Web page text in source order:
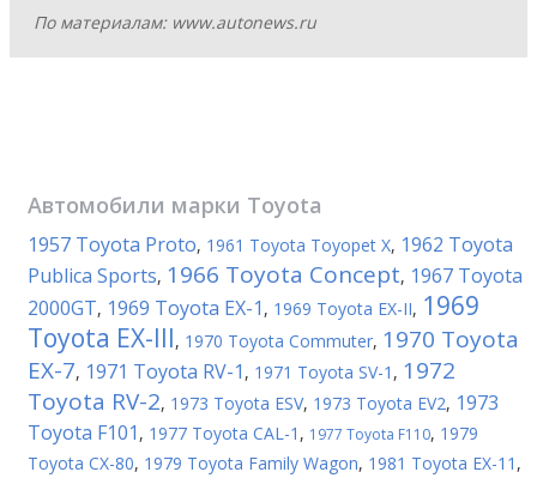
По материалам: www.autonews.ru
Автомобили марки Toyota
1957 Toyota Proto, 1961 Toyota Toyopet X, 1962 Toyota
Publica Sports, 1966 Toyota Concept, 1967 Toyota
2000GT, 1969 Toyota EX-1 , 1969 Toyota EX-II, 1969
Toyota EX-III, 1970 Toyota Commuter, 1970 Toyota
EX-7, 1971 Toyota RV-1 , 1971 Toyota SV-1 , 1972
Toyota RV-2, 1973 Toyota ESV, 1973 Toyota EV2, 1973
Toyota F101 , 1977 Toyota CAL-1 , 1977 Toyota F110, 1979
Toyota CX-80, 1979 Toyota Family Wagon, 1981 Toyota EX-11 ,